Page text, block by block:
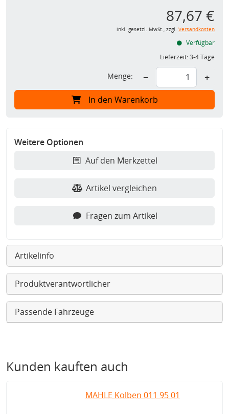
87,67 €
inkl. gesetzl. MwSt., zzgl. Versandkosten
Verfügbar
Lieferzeit:3-4 Tage
Menge: − +
In den Warenkorb
Weitere Optionen
Auf den Merkzettel
Artikel vergleichen
Fragen zum Artikel
Artikelinfo
Produktverantwortlicher
Passende Fahrzeuge
Kunden kauften auch
MAHLE Kolben 011 95 01